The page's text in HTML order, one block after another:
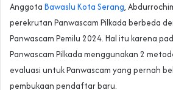
Anggota Bawaslu Kota Serang,
perekrutan Panwascam Pilkada berbeda
Panwascam Pemilu 2024. Hal itu karena
Panwascam Pilkada menggunakan 2
evaluasi untuk Panwascam yang pernah
pembukaan pendaftar baru.